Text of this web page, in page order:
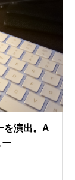
を演出。A
ー